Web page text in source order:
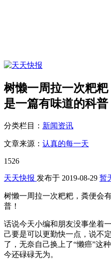
树懒一周拉一次粑
是一篇有味道的科普
分类栏目： 新闻资讯
文章来源： 认真的每一天
1526
天天快报 发布于 2019-08-29 暂
树懒一周拉一次粑粑，粪便会
普！
话说今天小编和朋友没事坐着
己要是可以更勤快一点，说不
了，无奈自己换上了“懒癌”这
今还碌碌无为。